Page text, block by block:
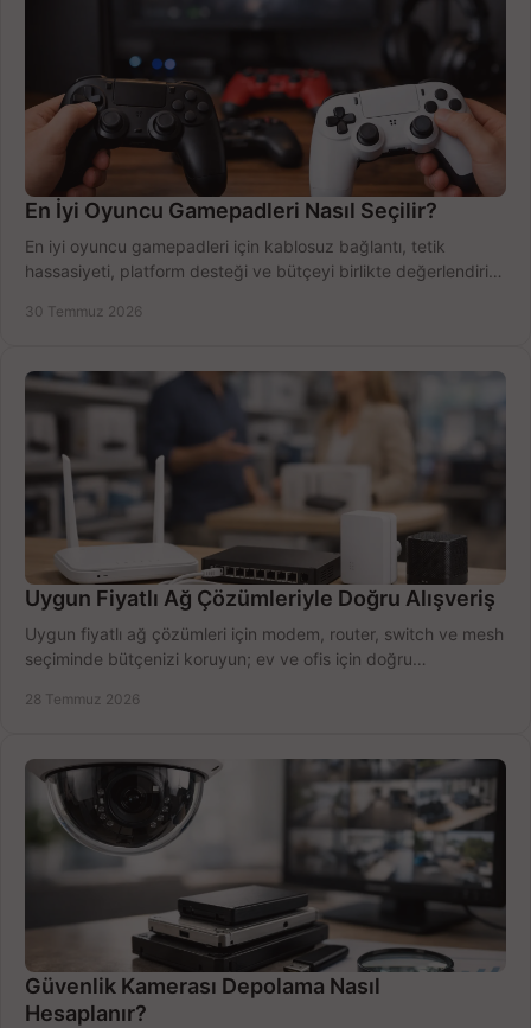
En İyi Oyuncu Gamepadleri Nasıl Seçilir?
En iyi oyuncu gamepadleri için kablosuz bağlantı, tetik
hassasiyeti, platform desteği ve bütçeyi birlikte değerlendirin;
30 Temmuz 2026
Uygun Fiyatlı Ağ Çözümleriyle Doğru Alışveriş
Uygun fiyatlı ağ çözümleri için modem, router, switch ve mesh
seçiminde bütçenizi koruyun; ev ve ofis için doğru
28 Temmuz 2026
Güvenlik Kamerası Depolama Nasıl
Hesaplanır?